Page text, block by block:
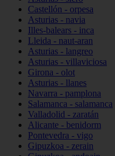
Castellón - orpesa
Asturias - navia
Illes-balears - inca
Lleida - naut-aran
Asturias - langreo
Asturias - villaviciosa
Girona - olot
Asturias - llanes
Navarra - pamplona
Salamanca - salamanca
Valladolid - zaratán
Alicante - benidorm
Pontevedra - vigo
Gipuzkoa - zerain